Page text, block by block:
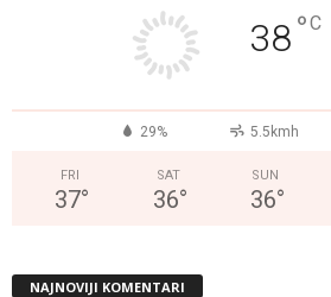
38°C
29% 5.5kmh
FRI
37°
SAT
36°
SUN
36°
NAJNOVIJI KOMENTARI